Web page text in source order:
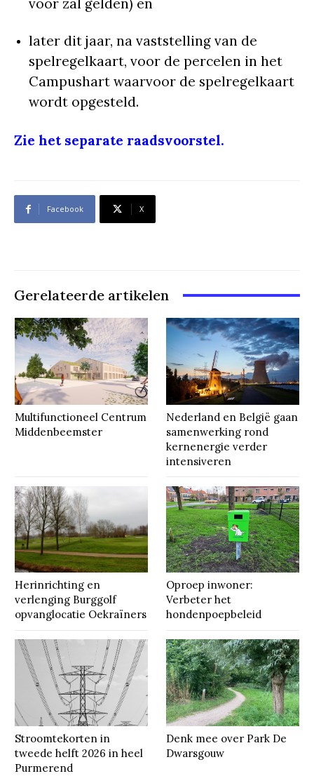
voor zal gelden) en
later dit jaar, na vaststelling van de
spelregelkaart, voor de percelen in het
Campushart waarvoor de spelregelkaart
wordt opgesteld.
Zie het separate raadsvoorstel.
Facebook X
Gerelateerde artikelen
Multifunctioneel Centrum
Middenbeemster
Nederland en België gaan
samenwerking rond
kernenergie verder
intensiveren
Herinrichting en
verlenging Burggolf
opvanglocatie Oekraïners
Oproep inwoner:
Verbeter het
hondenpoepbeleid
Stroomtekorten in
tweede helft 2026 in heel
Purmerend
Denk mee over Park De
Dwarsgouw